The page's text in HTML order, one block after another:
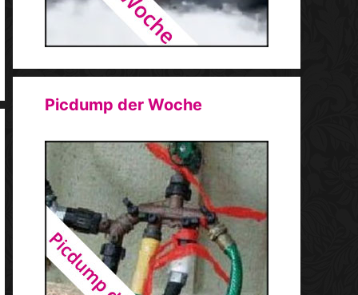
Picdump der Woche